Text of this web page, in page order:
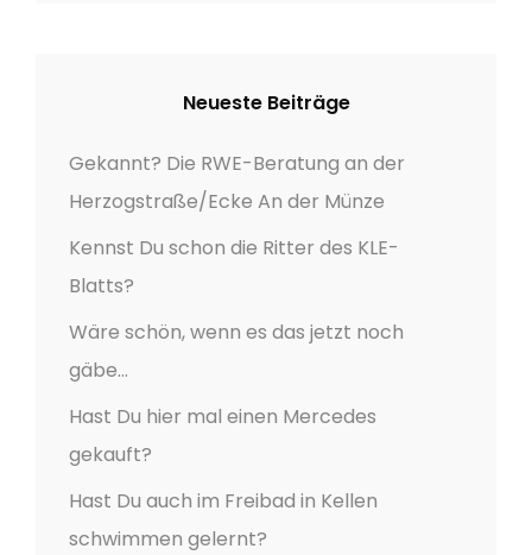
Neueste Beiträge
Gekannt? Die RWE-Beratung an der
Herzogstraße/Ecke An der Münze
Kennst Du schon die Ritter des KLE-
Blatts?
Wäre schön, wenn es das jetzt noch
gäbe…
Hast Du hier mal einen Mercedes
gekauft?
Hast Du auch im Freibad in Kellen
schwimmen gelernt?